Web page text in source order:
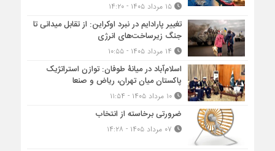
۱۵ مرداد ۱۴۰۵ - ۱۴:۲۰
تغییر پارادایم در نبرد اوکراین: از تقابل میدانی تا
جنگ زیرساخت‌های انرژی
اسلام‌آباد در میانۀ طوفان: توازن استراتژیک
پاکستان میان تهران، ریاض و صنعا
۱۰ مرداد ۱۴۰۵ - ۱۱:۵۴
ضرورتی برخاسته از انتخاب